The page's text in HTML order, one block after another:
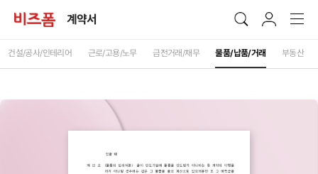
계약서
건설/공사/인테리어 근로/고용/노무 금전거래/채무 물품/납품/거래 부동산